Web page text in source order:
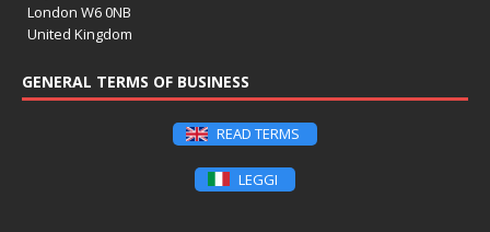
London W6 0NB
United Kingdom
GENERAL TERMS OF BUSINESS
READ TERMS
LEGGI